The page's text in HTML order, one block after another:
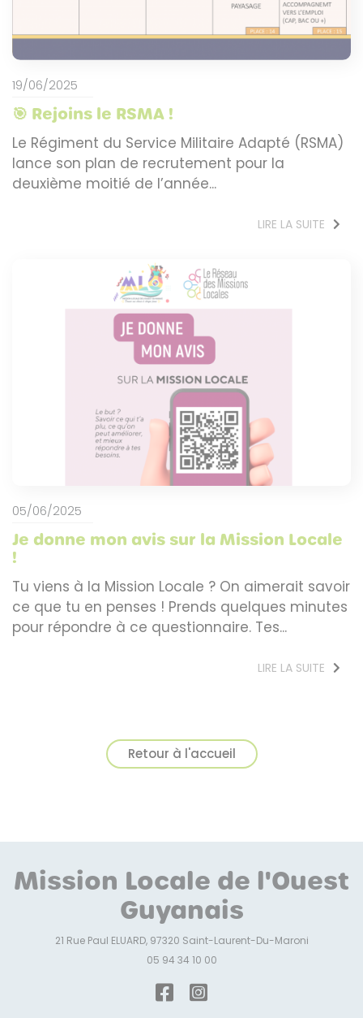
19/06/2025
🎯 Rejoins le RSMA !
Le Régiment du Service Militaire Adapté (RSMA)
lance son plan de recrutement pour la
deuxième moitié de l’année...
LIRE LA SUITE
05/06/2025
Je donne mon avis sur la Mission Locale
!
Tu viens à la Mission Locale ? On aimerait savoir
ce que tu en penses ! Prends quelques minutes
pour répondre à ce questionnaire. Tes...
LIRE LA SUITE
Retour à l'accueil
Mission Locale de l'Ouest
Guyanais
21 Rue Paul ELUARD, 97320 Saint-Laurent-Du-Maroni
05 94 34 10 00